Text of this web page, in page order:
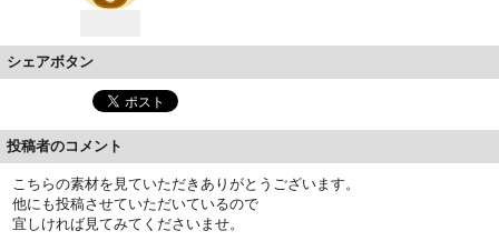
シェアボタン
投稿者のコメント
こちらの素材を見ていただきありがとうございます。
他にも投稿させていただいているので
宜しければ見てみてくださいませ。